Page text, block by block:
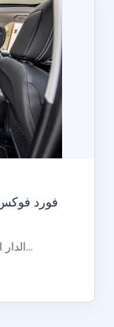
فورد فوكس
الدار البيضاء، المغرب، 16 نوفمبر 2020: يبلغ المعدل...